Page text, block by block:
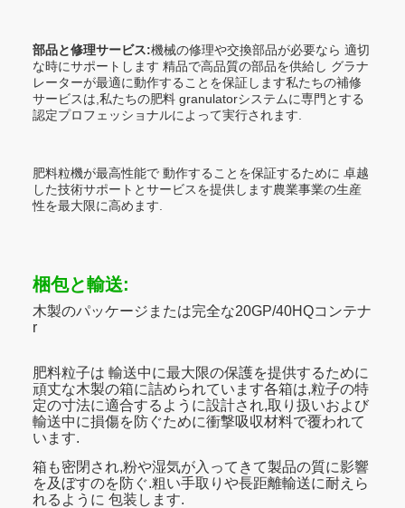
部品と修理サービス:機械の修理や交換部品が必要なら 適切
な時にサポートします 精品で高品質の部品を供給し グラナ
レーターが最適に動作することを保証します私たちの補修
サービスは,私たちの肥料 granulatorシステムに専門とする
認定プロフェッショナルによって実行されます.
肥料粒機が最高性能で 動作することを保証するために 卓越
した技術サポートとサービスを提供します農業事業の生産
性を最大限に高めます.
梱包と輸送:
木製のパッケージまたは完全な20GP/40HQコンテナ
r
肥料粒子は 輸送中に最大限の保護を提供するために
頑丈な木製の箱に詰められています各箱は,粒子の特
定の寸法に適合するように設計され,取り扱いおよび
輸送中に損傷を防ぐために衝撃吸収材料で覆われて
います.
箱も密閉され,粉や湿気が入ってきて製品の質に影響
を及ぼすのを防ぐ.粗い手取りや長距離輸送に耐えら
れるように 包装します.